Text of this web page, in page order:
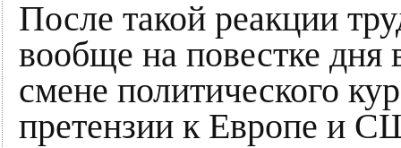
После такой реакции
вообще на повестке дня
смене политического
претензии к Европе и